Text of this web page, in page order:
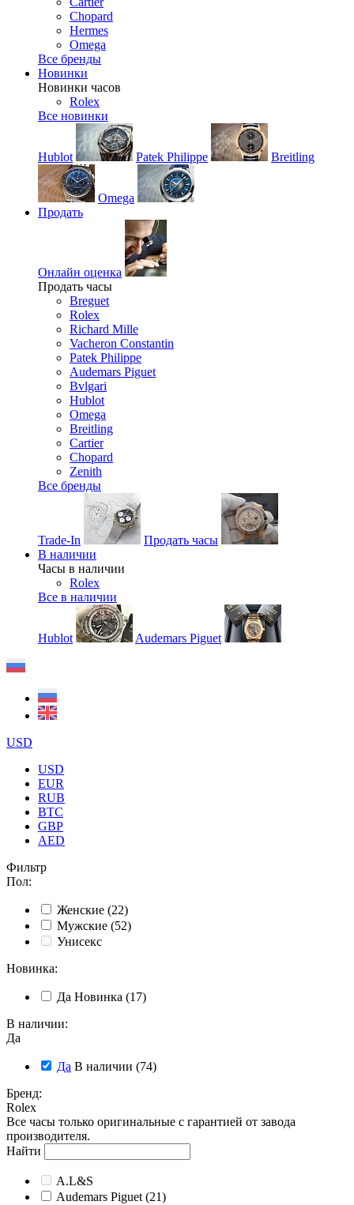
Chopard
Hermes
Omega
Все бренды
Новинки
Новинки часов
Rolex
Все новинки
Hublot Patek Philippe Breitling
Omega
Продать
Онлайн оценка
Продать часы
Breguet
Rolex
Richard Mille
Vacheron Constantin
Patek Philippe
Audemars Piguet
Bvlgari
Hublot
Omega
Breitling
Cartier
Chopard
Zenith
Все бренды
Trade-In
Продать часы
В наличии
Часы в наличии
Rolex
Все в наличии
Hublot Audemars Piguet
USD
USD
EUR
RUB
BTC
GBP
AED
Фильтр
Пол:
Женские (22)
Мужские (52)
Унисекс
Новинка:
Да Новинка (17)
В наличии:
Да
Да В наличии (74)
Бренд:
Rolex
Все часы только оригинальные с гарантией от завода
производителя.
Найти
A.L&S
Audemars Piguet (21)